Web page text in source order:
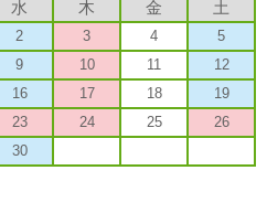
水 木 金 土
2 3 4
5
9 10 11
12
16 17 18
19
23 24 25
26
30